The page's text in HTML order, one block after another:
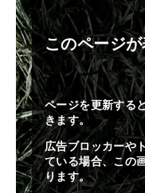
このページ
ページを更新する
きます。
広告ブロッカーや
ている場合、この
ります。